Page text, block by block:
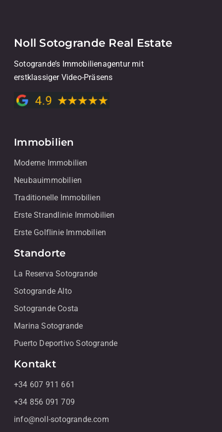
Noll Sotogrande Real Estate
Sotogrande’s Immobilienagentur mit
erstklassiger Video-Präsens
Immobilien
Moderne Immobilien
Neubauimmobilien
Traditionelle Immobilien
Erste Strandlinie Immobilien
Erste Golflinie Immobilien
Standorte
La Reserva Sotogrande
Sotogrande Alto
Sotogrande Costa
Marina Sotogrande
Puerto Deportivo Sotogrande
Kontakt
+34 607 911 661
+34 856 091 709
info@noll-sotogrande.com